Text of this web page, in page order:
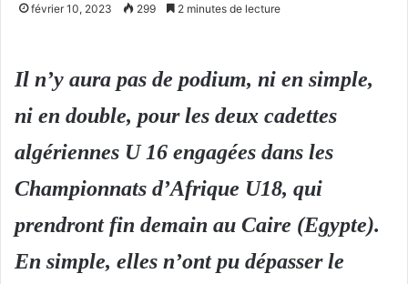
février 10, 2023 299 2 minutes de lecture
Il n’y aura pas de podium, ni en simple,
ni en double, pour les deux cadettes
algériennes U 16 engagées dans les
Championnats d’Afrique U18, qui
prendront fin demain au Caire (Egypte).
En simple, elles n’ont pu dépasser le